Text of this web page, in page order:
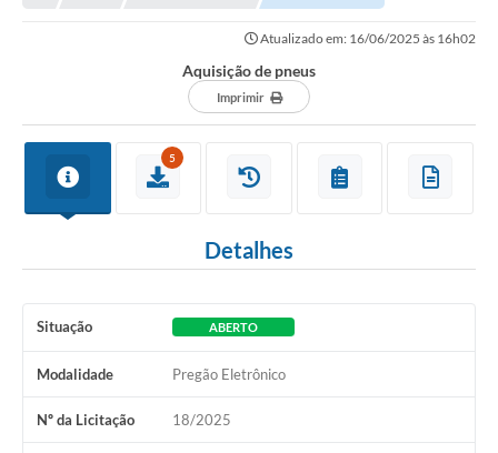
Atualizado em: 16/06/2025 às 16h02
Aquisição de pneus
Imprimir
5
Detalhes
Situação ABERTO
Modalidade Pregão Eletrônico
Nº da Licitação 18/2025